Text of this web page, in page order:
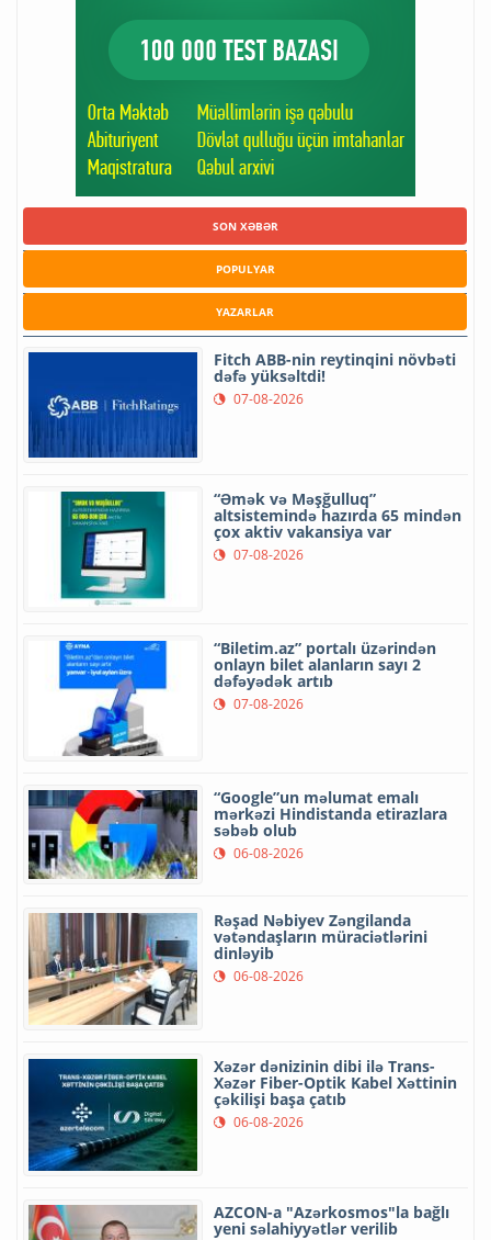
SON XƏBƏR
POPULYAR
YAZARLAR
Fitch ABB-nin reytinqini növbəti
dəfə yüksəltdi!
07-08-2026
“Əmək və Məşğulluq”
altsistemində hazırda 65 mindən
çox aktiv vakansiya var
07-08-2026
“Biletim.az” portalı üzərindən
onlayn bilet alanların sayı 2
dəfəyədək artıb
07-08-2026
“Google”un məlumat emalı
mərkəzi Hindistanda etirazlara
səbəb olub
06-08-2026
Rəşad Nəbiyev Zəngilanda
vətəndaşların müraciətlərini
dinləyib
06-08-2026
Xəzər dənizinin dibi ilə Trans-
Xəzər Fiber-Optik Kabel Xəttinin
çəkilişi başa çatıb
06-08-2026
AZCON-a "Azərkosmos"la bağlı
yeni səlahiyyətlər verilib